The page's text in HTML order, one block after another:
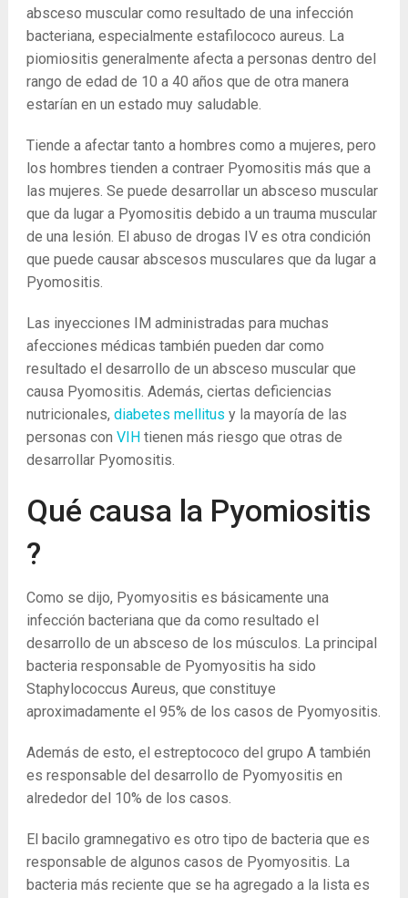
absceso muscular como resultado de una infección
bacteriana, especialmente estafilococo aureus. La
piomiositis generalmente afecta a personas dentro del
rango de edad de 10 a 40 años que de otra manera
estarían en un estado muy saludable.
Tiende a afectar tanto a hombres como a mujeres, pero
los hombres tienden a contraer Pyomositis más que a
las mujeres. Se puede desarrollar un absceso muscular
que da lugar a Pyomositis debido a un trauma muscular
de una lesión. El abuso de drogas IV es otra condición
que puede causar abscesos musculares que da lugar a
Pyomositis.
Las inyecciones IM administradas para muchas
afecciones médicas también pueden dar como
resultado el desarrollo de un absceso muscular que
causa Pyomositis. Además, ciertas deficiencias
nutricionales, diabetes mellitus y la mayoría de las
personas con VIH tienen más riesgo que otras de
desarrollar Pyomositis.
Qué causa la Pyomiositis
?
Como se dijo, Pyomyositis es básicamente una
infección bacteriana que da como resultado el
desarrollo de un absceso de los músculos. La principal
bacteria responsable de Pyomyositis ha sido
Staphylococcus Aureus, que constituye
aproximadamente el 95% de los casos de Pyomyositis.
Además de esto, el estreptococo del grupo A también
es responsable del desarrollo de Pyomyositis en
alrededor del 10% de los casos.
El bacilo gramnegativo es otro tipo de bacteria que es
responsable de algunos casos de Pyomyositis. La
bacteria más reciente que se ha agregado a la lista es